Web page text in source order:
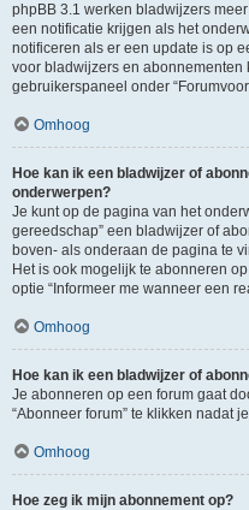
phpBB 3.1 werken bladwijzers
een notificatie krijgen als het
notificeren als er een update is op
voor bladwijzers en
gebruikerspaneel onder
Omhoog
Hoe kan ik een bladwijzer of
onderwerpen?
Je kunt op de pagina van het
gereedschap” een bladwijzer of
boven- als onderaan de pagina te
Het is ook mogelijk te abonneren
optie “Informeer me wanneer een
Omhoog
Hoe kan ik een bladwijzer of
Je abonneren op een forum gaat
“Abonneer forum” te klikken nadat
Omhoog
Hoe zeg ik mijn abonnement op?